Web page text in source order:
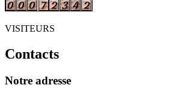
VISITEURS
Contacts
Notre adresse